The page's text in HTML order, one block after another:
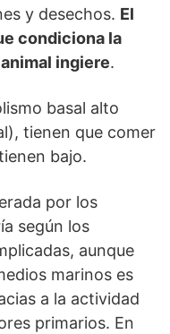
y desechos. El
condiciona la
ingiere.
basal alto
tienen que comer
bajo.
por los
según los
aunque
marinos es
a la actividad
primarios. En